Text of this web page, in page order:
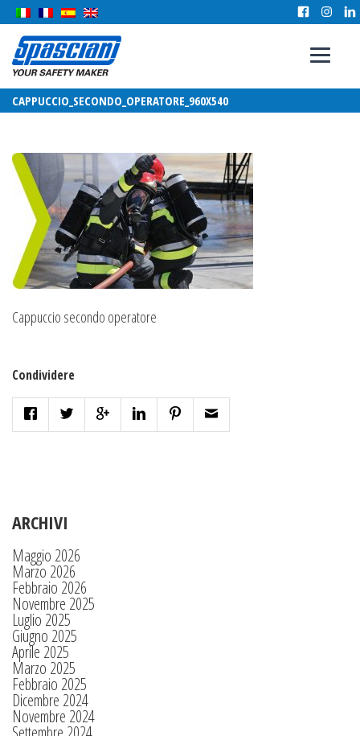
CAPPUCCIO_SECONDO_OPERATORE_960X540
Cappuccio secondo operatore
Condividere
ARCHIVI
Maggio 2026
Marzo 2026
Febbraio 2026
Novembre 2025
Luglio 2025
Giugno 2025
Aprile 2025
Marzo 2025
Febbraio 2025
Dicembre 2024
Novembre 2024